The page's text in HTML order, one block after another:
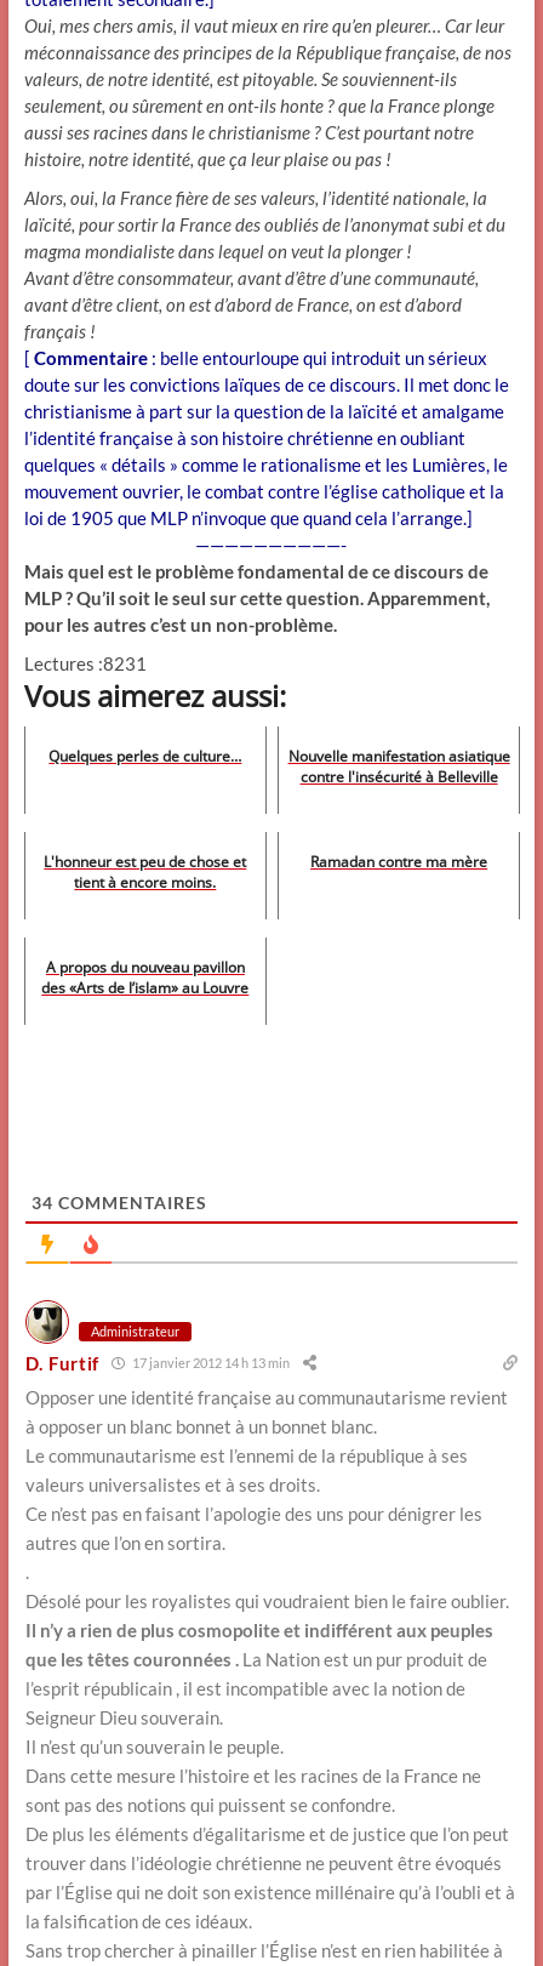
Oui, mes chers amis, il vaut mieux en rire qu’en pleurer… Car leur
méconnaissance des principes de la République française, de nos
valeurs, de notre identité, est pitoyable. Se souviennent-ils
seulement, ou sûrement en ont-ils honte ? que la France plonge
aussi ses racines dans le christianisme ? C’est pourtant notre
histoire, notre identité, que ça leur plaise ou pas !
Alors, oui, la France fière de ses valeurs, l’identité nationale, la
laïcité, pour sortir la France des oubliés de l’anonymat subi et du
magma mondialiste dans lequel on veut la plonger !
Avant d’être consommateur, avant d’être d’une communauté,
avant d’être client, on est d’abord de France, on est d’abord
français !
[ Commentaire: belle entourloupe qui introduit un sérieux
doute sur les convictions laïques de ce discours. Il met donc le
christianisme à part sur la question de la laïcité et amalgame
l’identité française à son histoire chrétienne en oubliant
quelques « détails » comme le rationalisme et les Lumières, le
mouvement ouvrier, le combat contre l’église catholique et la
loi de 1905 que MLP n’invoque que quand cela l’arrange.]
——————————-
Mais quel est le problème fondamental de ce discours de
MLP ? Qu’il soit le seul sur cette question. Apparemment,
pour les autres c’est un non-problème.
Lectures :8231
Vous aimerez aussi:
Quelques perles de culture…
Nouvelle manifestation asiatique
contre l'insécurité à Belleville
L'honneur est peu de chose et
tient à encore moins.
Ramadan contre ma mère
A propos du nouveau pavillon
des «Arts de l’islam» au Louvre
34 COMMENTAIRES
Administrateur
D. Furtif 17 janvier 2012 14 h 13 min
Opposer une identité française au communautarisme revient
à opposer un blanc bonnet à un bonnet blanc.
Le communautarisme est l’ennemi de la république à ses
valeurs universalistes et à ses droits.
Ce n’est pas en faisant l’apologie des uns pour dénigrer les
autres que l’on en sortira.
.
Désolé pour les royalistes qui voudraient bien le faire oublier.
Il n’y a rien de plus cosmopolite et indifférent aux peuples
que les têtes couronnées .La Nation est un pur produit de
l’esprit républicain , il est incompatible avec la notion de
Seigneur Dieu souverain.
Il n’est qu’un souverain le peuple.
Dans cette mesure l’histoire et les racines de la France ne
sont pas des notions qui puissent se confondre.
De plus les éléments d’égalitarisme et de justice que l’on peut
trouver dans l’idéologie chrétienne ne peuvent être évoqués
par l’Église qui ne doit son existence millénaire qu’à l’oubli et à
la falsification de ces idéaux.
Sans trop chercher à pinailler l’Église n’est en rien habilitée à